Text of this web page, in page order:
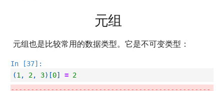
元组
元组也是比较常用的数据类型。它是不可变类型：
In [37]:
(1 , 2, 3)[0] = 2
--------------------------------------------------